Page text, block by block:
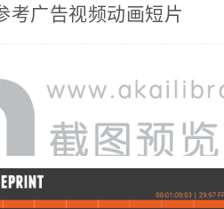
考广告视频动画短片